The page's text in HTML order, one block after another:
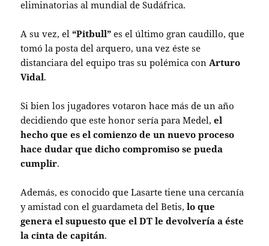
eliminatorias al mundial de Sudáfrica.
A su vez, el“Pitbull” es el último gran caudillo, que
tomó la posta del arquero, una vez éste se
distanciara del equipo tras su polémica conArturo
Vidal.
Si bien los jugadores votaron hace más de un año
decidiendo que este honor sería para Medel,el
hecho que es el comienzo de un nuevo proceso
hace dudar que dicho compromiso se pueda
cumplir.
Además, es conocido que Lasarte tiene una cercanía
y amistad con el guardameta del Betis, lo que
genera el supuesto que el DT le devolvería a éste
la cinta de capitán.